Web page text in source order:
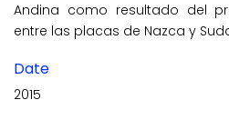
Andina como resultado del
entre las placas de Nazca y
Date
2015